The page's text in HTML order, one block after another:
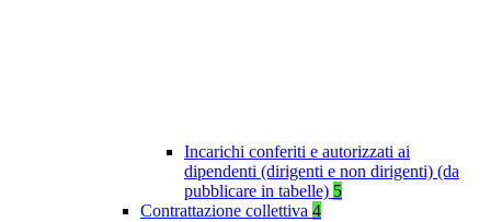
Incarichi conferiti e autorizzati ai
dipendenti (dirigenti e non dirigenti) (da
pubblicare in tabelle) 5
Contrattazione collettiva 4